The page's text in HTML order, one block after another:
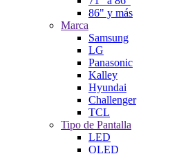
86" y más
Marca
Samsung
LG
Panasonic
Kalley
Hyundai
Challenger
TCL
Tipo de Pantalla
LED
OLED